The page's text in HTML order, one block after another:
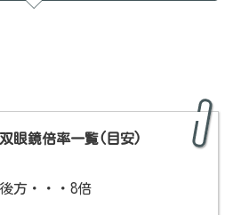
眼鏡倍率一覧(目安)
方・・・8倍